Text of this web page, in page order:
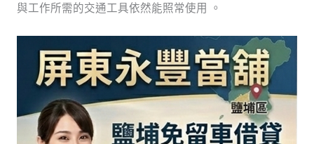
與工作所需的交通工具依然能照常使用 。